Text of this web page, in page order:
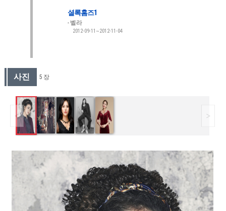
셜록홈즈1
벨라
2012-09-11~2012-11-04
사진 5 장